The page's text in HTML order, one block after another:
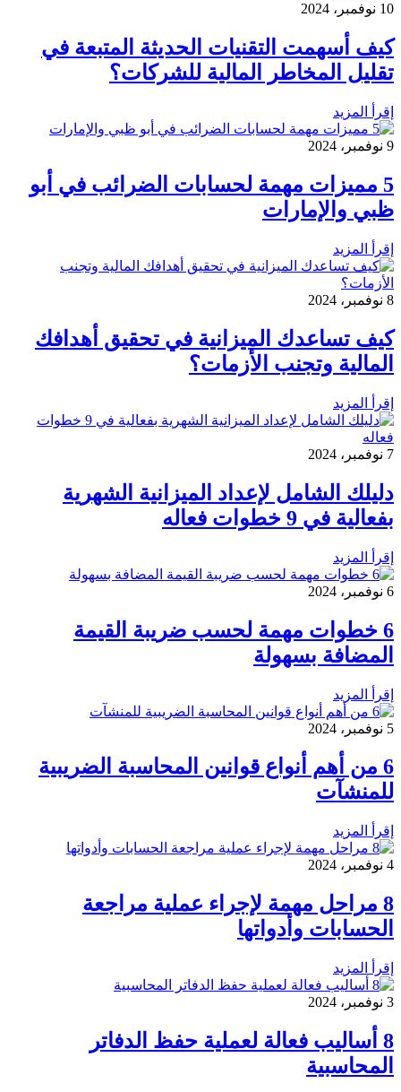
10 نوفمبر، 2024
كيف أسهمت التقنيات الحديثة المتبعة في
تقليل المخاطر المالية للشركات؟
إقرأ المزيد
9 نوفمبر، 2024
5 مميزات مهمة لحسابات الضرائب في أبو
ظبي والإمارات
إقرأ المزيد
8 نوفمبر، 2024
كيف تساعدك الميزانية في تحقيق أهدافك
المالية وتجنب الأزمات؟
إقرأ المزيد
7 نوفمبر، 2024
دليلك الشامل لإعداد الميزانية الشهرية
بفعالية في 9 خطوات فعاله
إقرأ المزيد
6 نوفمبر، 2024
6 خطوات مهمة لحسب ضريبة القيمة
المضافة بسهولة
إقرأ المزيد
5 نوفمبر، 2024
6 من أهم أنواع قوانين المحاسبة الضريبية
للمنشآت
إقرأ المزيد
4 نوفمبر، 2024
8 مراحل مهمة لإجراء عملية مراجعة
الحسابات وأدواتها
إقرأ المزيد
3 نوفمبر، 2024
8 أساليب فعالة لعملية حفظ الدفاتر
المحاسبية